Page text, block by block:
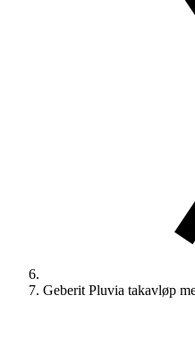
Geberit Pluvia takavløp